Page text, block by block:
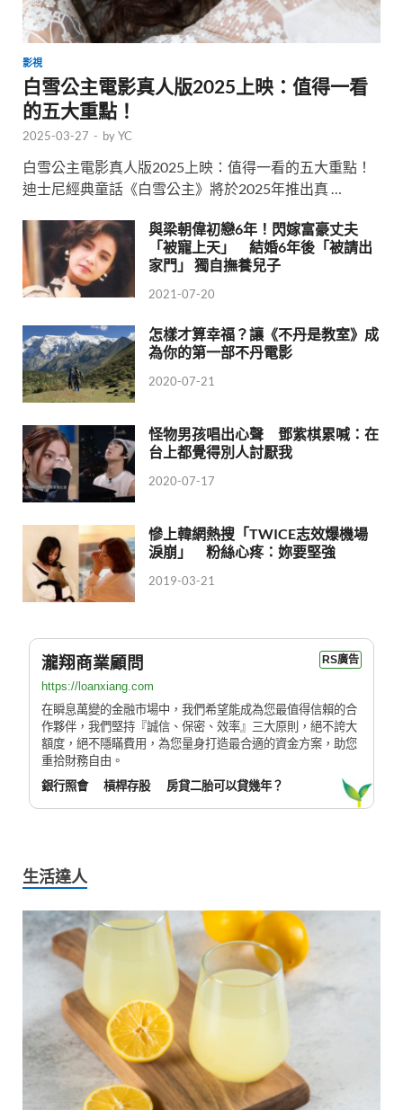
影視
白雪公主電影真人版2025上映：值得一看
的五大重點！
2025-03-27 - byYC
白雪公主電影真人版2025上映：值得一看的五大重點！
迪士尼經典童話《白雪公主》將於2025年推出真 …
與梁朝偉初戀6年！閃嫁富豪丈夫
「被寵上天」 結婚6年後「被請出
家門」 獨自撫養兒子
2021-07-20
怎樣才算幸福？讓《不丹是教室》成
為你的第一部不丹電影
2020-07-21
怪物男孩唱出心聲 鄧紫棋累喊：在
台上都覺得別人討厭我
2020-07-17
慘上韓網熱搜「TWICE志效爆機場
淚崩」 粉絲心疼：妳要堅強
2019-03-21
瀧翔商業顧問 RS廣告
https://loanxiang.com
在瞬息萬變的金融市場中，我們希望能成為您最值得信賴的合
作夥伴，我們堅持『誠信、保密、效率』三大原則，絕不誇大
額度，絕不隱瞞費用，為您量身打造最合適的資金方案，助您
重拾財務自由。
銀行照會
槓桿存股 房貸二胎可以貸幾年？
生活達人